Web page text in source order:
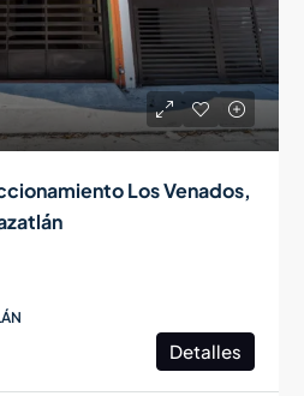
Los Venados,
Detalles